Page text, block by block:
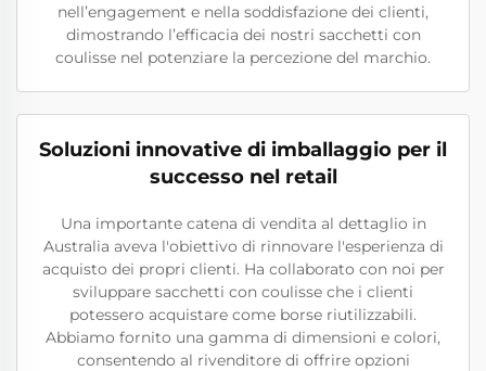
nell’engagement e nella soddisfazione dei clienti,
dimostrando l’efficacia dei nostri sacchetti con
coulisse nel potenziare la percezione del marchio.
Soluzioni innovative di imballaggio per il
successo nel retail
Una importante catena di vendita al dettaglio in
Australia aveva l'obiettivo di rinnovare l'esperienza di
acquisto dei propri clienti. Ha collaborato con noi per
sviluppare sacchetti con coulisse che i clienti
potessero acquistare come borse riutilizzabili.
Abbiamo fornito una gamma di dimensioni e colori,
consentendo al rivenditore di offrire opzioni